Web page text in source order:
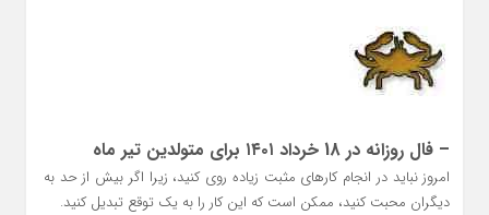
– فال روزانه در 18 خرداد ۱۴۰۱ برای متولدین تیر ماه
امروز نباید در انجام کارهای مثبت زیاده روی کنید، زیرا اگر بیش از حد به
دیگران محبت کنید، ممکن است که این کار را به یک توقع تبدیل کنید.